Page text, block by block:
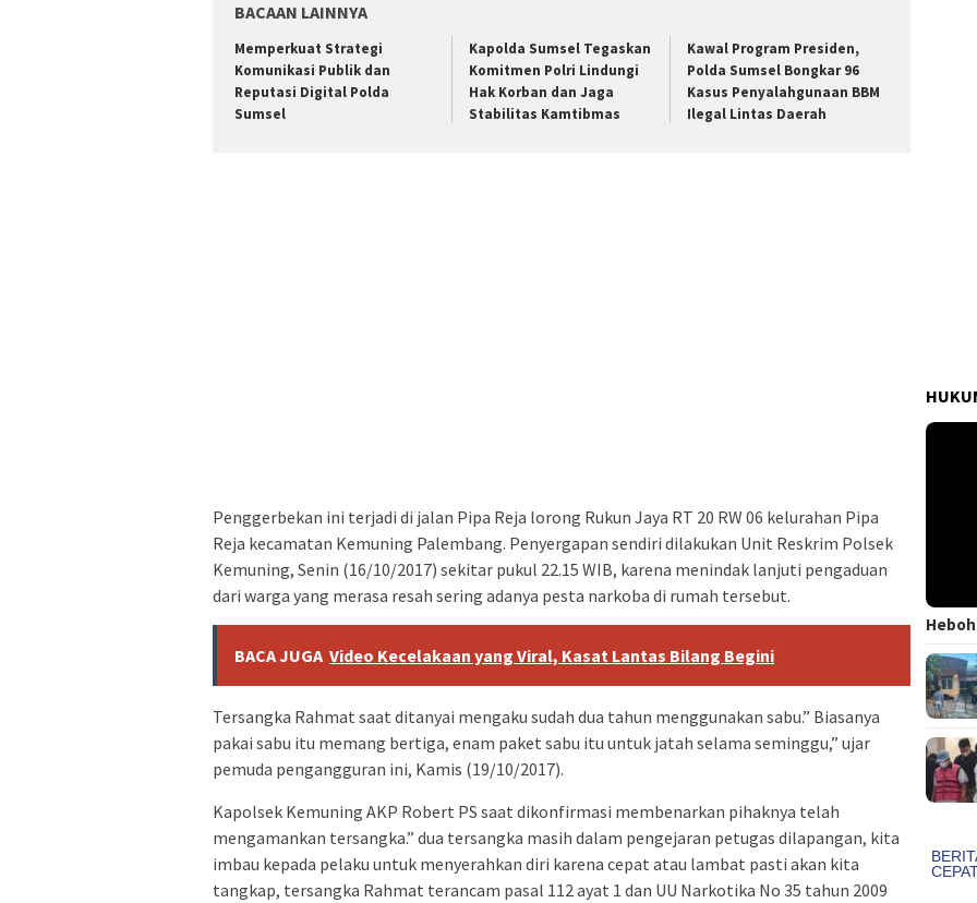
BACAAN LAINNYA
Memperkuat Strategi
Komunikasi Publik dan
Reputasi Digital Polda
Sumsel
Kapolda Sumsel Tegaskan
Komitmen Polri Lindungi
Hak Korban dan Jaga
Stabilitas Kamtibmas
Kawal Program Presiden,
Polda Sumsel Bongkar 96
Kasus Penyalahgunaan BBM
Ilegal Lintas Daerah
Penggerbekan ini terjadi di jalan Pipa Reja lorong Rukun Jaya RT 20 RW 06 kelurahan Pipa
Reja kecamatan Kemuning Palembang. Penyergapan sendiri dilakukan Unit Reskrim Polsek
Kemuning, Senin (16/10/2017) sekitar pukul 22.15 WIB, karena menindak lanjuti pengaduan
dari warga yang merasa resah sering adanya pesta narkoba di rumah tersebut.
BACA JUGA Video Kecelakaan yang Viral, Kasat Lantas Bilang Begini
Tersangka Rahmat saat ditanyai mengaku sudah dua tahun menggunakan sabu.” Biasanya
pakai sabu itu memang bertiga, enam paket sabu itu untuk jatah selama seminggu,” ujar
pemuda pengangguran ini, Kamis (19/10/2017).
Kapolsek Kemuning AKP Robert PS saat dikonfirmasi membenarkan pihaknya telah
mengamankan tersangka.” dua tersangka masih dalam pengejaran petugas dilapangan, kita
imbau kepada pelaku untuk menyerahkan diri karena cepat atau lambat pasti akan kita
tangkap, tersangka Rahmat terancam pasal 112 ayat 1 dan UU Narkotika No 35 tahun 2009